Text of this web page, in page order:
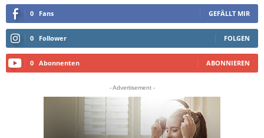
0 Fans GEFÄLLT MIR
0 Follower FOLGEN
0 Abonnenten ABONNIEREN
- Advertisement -